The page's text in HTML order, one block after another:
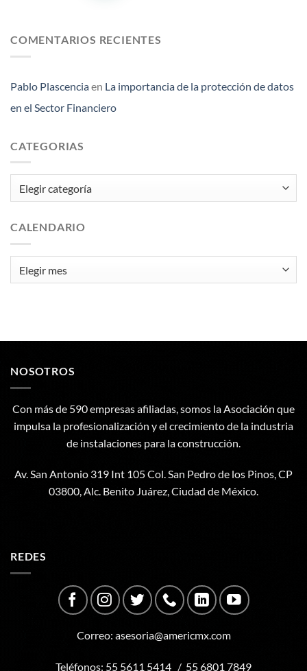
COMENTARIOS RECIENTES
Pablo Plascenciaen La importancia de la protección de datos
en el Sector Financiero
CATEGORIAS
CALENDARIO
NOSOTROS
Con más de 590 empresas afiliadas, somos la Asociación que
impulsa la profesionalización y el crecimiento de la industria
de instalaciones para la construcción.
Av. San Antonio 319 Int 105 Col. San Pedro de los Pinos, CP
03800, Alc. Benito Juárez, Ciudad de México.
REDES
Correo: asesoria@americmx.com
Teléfonos: 55 5611 5414 / 55 6801 7849